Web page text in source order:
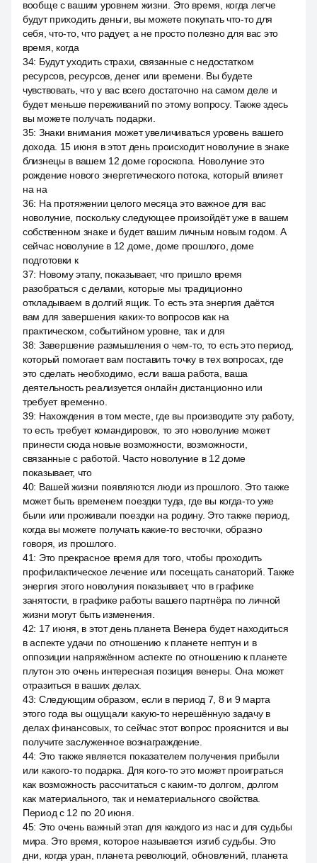
вообще с вашим уровнем жизни. Это время, когда легче
будут приходить деньги, вы можете покупать что-то для
себя, что-то, что радует, а не просто полезно для вас это
время, когда
34: Будут уходить страхи, связанные с недостатком
ресурсов, ресурсов, денег или времени. Вы будете
чувствовать, что у вас всего достаточно на самом деле и
будет меньше переживаний по этому вопросу. Также здесь
вы можете получать подарки.
35: Знаки внимания может увеличиваться уровень вашего
дохода. 15 июня в этот день происходит новолуние в знаке
близнецы в вашем 12 доме гороскопа. Новолуние это
рождение нового энергетического потока, который влияет
на на
36: На протяжении целого месяца это важное для вас
новолуние, поскольку следующее произойдёт уже в вашем
собственном знаке и будет вашим личным новым годом. А
сейчас новолуние в 12 доме, доме прошлого, доме
подготовки к
37: Новому этапу, показывает, что пришло время
разобраться с делами, которые мы традиционно
откладываем в долгий ящик. То есть эта энергия даётся
вам для завершения каких-то вопросов как на
практическом, событийном уровне, так и для
38: Завершение размышления о чем-то, то есть это период,
который помогает вам поставить точку в тех вопросах, где
это сделать необходимо, если ваша работа, ваша
деятельность реализуется онлайн дистанционно или
требует временно.
39: Нахождения в том месте, где вы производите эту работу,
то есть требует командировок, то это новолуние может
принести сюда новые возможности, возможности,
связанные с работой. Часто новолуние в 12 доме
показывает, что
40: Вашей жизни появляются люди из прошлого. Это также
может быть временем поездки туда, где вы когда-то уже
были или проживали поездки на родину. Это также период,
когда вы можете получать какие-то весточки, образно
говоря, из прошлого.
41: Это прекрасное время для того, чтобы проходить
профилактическое лечение или посещать санаторий. Также
энергия этого новолуния показывает, что в графике
занятости, в графике работы вашего партнёра по личной
жизни могут быть изменения.
42: 17 июня, в этот день планета Венера будет находиться
в аспекте удачи по отношению к планете нептун и в
оппозиции напряжённом аспекте по отношению к планете
плутон это очень интересная позиция венеры. Она может
отразиться в ваших делах.
43: Следующим образом, если в период 7, 8 и 9 марта
этого года вы ощущали какую-то нерешённую задачу в
делах финансовых, то сейчас этот вопрос прояснится и вы
получите заслуженное вознаграждение.
44: Это также является показателем получения прибыли
или какого-то подарка. Для кого-то это может проиграться
как возможность рассчитаться с каким-то долгом, долгом
как материального, так и нематериального свойства.
Период с 12 по 20 июня.
45: Это очень важный этап для каждого из нас и для судьбы
мира. Это время, которое называется изгиб судьбы. Это
дни, когда уран, планета революций, обновлений, планета